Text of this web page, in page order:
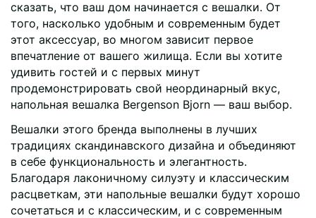
сказать, что ваш дом начинается с вешалки. От
того, насколько удобным и современным будет
этот аксессуар, во многом зависит первое
впечатление от вашего жилища. Если вы хотите
удивить гостей и с первых минут
продемонстрировать свой неординарный вкус,
напольная вешалка Bergenson Bjorn — ваш выбор.
Вешалки этого бренда выполнены в лучших
традициях скандинавского дизайна и объединяют
в себе функциональность и элегантность.
Благодаря лаконичному силуэту и классическим
расцветкам, эти напольные вешалки будут хорошо
сочетаться и с классическим, и с современным